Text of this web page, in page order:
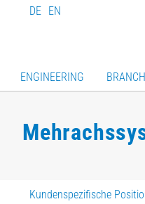
DE EN
ENGINEERING
Kundenspezifische